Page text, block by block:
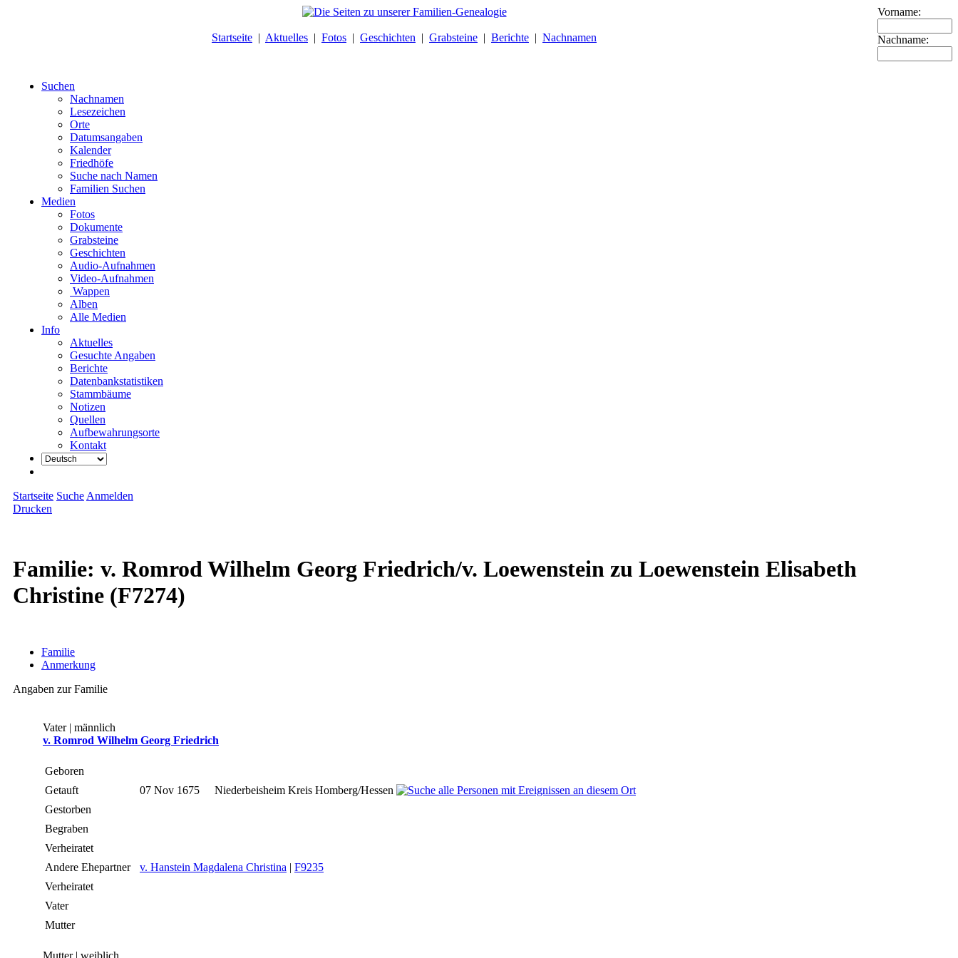
Startseite | Aktuelles | Fotos | Geschichten | Grabsteine | Berichte | Nachnamen
Vorname:
Nachname:
Suchen
Nachnamen
Lesezeichen
Orte
Datumsangaben
Kalender
Friedhöfe
Suche nach Namen
Familien Suchen
Medien
Fotos
Dokumente
Grabsteine
Geschichten
Audio-Aufnahmen
Video-Aufnahmen
Wappen
Alben
Alle Medien
Info
Aktuelles
Gesuchte Angaben
Berichte
Datenbankstatistiken
Stammbäume
Notizen
Quellen
Aufbewahrungsorte
Kontakt
Startseite Suche Anmelden
Drucken
Familie: v. Romrod Wilhelm Georg Friedrich/v. Loewenstein zu Loewenstein Elisabeth
Christine (F7274)
Familie
Anmerkung
Angaben zur Familie
Vater | männlich
v. Romrod Wilhelm Georg Friedrich
Geboren
Getauft
07 Nov 1675
Niederbeisheim Kreis Homberg/Hessen
Gestorben
Begraben
Verheiratet
Andere Ehepartner
v. Hanstein Magdalena Christina | F9235
Verheiratet
Vater
Mutter